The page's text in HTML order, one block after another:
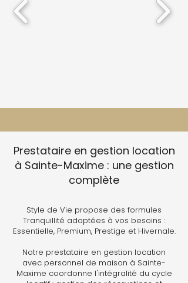
Prestataire en gestion location
à Sainte-Maxime : une gestion
complète
Style de Vie propose des formules
Tranquillité adaptées à vos besoins :
Essentielle, Premium, Prestige et Hivernale.
Notre prestataire en gestion location
avec personnel de maison à Sainte-
Maxime coordonne l'intégralité du cycle